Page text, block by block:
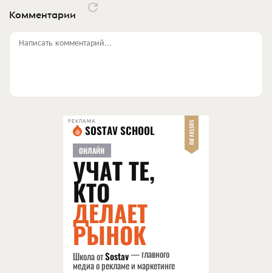
Комментарии
Написать комментарий...
РЕКЛАМА